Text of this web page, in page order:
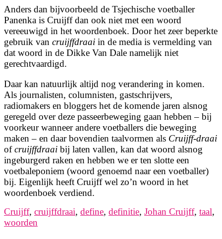
Anders dan bijvoorbeeld de Tsjechische voetballer
Panenka is Cruijff dan ook niet met een woord
vereeuwigd in het woordenboek. Door het zeer beperkte
gebruik van cruijffdraai in de media is vermelding van
dat woord in de Dikke Van Dale namelijk niet
gerechtvaardigd.
Daar kan natuurlijk altijd nog verandering in komen.
Als journalisten, columnisten, gastschrijvers,
radiomakers en bloggers het de komende jaren alsnog
geregeld over deze passeerbeweging gaan hebben – bij
voorkeur wanneer andere voetballers die beweging
maken – en daar bovendien taalvormen als Cruijff-draai
ofcruijffdraai bij laten vallen, kan dat woord alsnog
ingeburgerd raken en hebben we er ten slotte een
voetbaleponiem (woord genoemd naar een voetballer)
bij. Eigenlijk heeft Cruijff wel zo’n woord in het
woordenboek verdiend.
Cruijff, cruijffdraai, define, definitie, Johan Cruijff, taal,
woorden